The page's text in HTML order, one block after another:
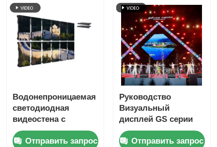
сигнала для сцены
настенного дисплея
Водонепроницаемая
светодиодная
видеостена с
частотой
обновления 7680 Гц
Отправить запрос
Руководство
Визуальный
дисплей GS серии
P4.81 для аренды на
открытом воздухе
Отправить запрос